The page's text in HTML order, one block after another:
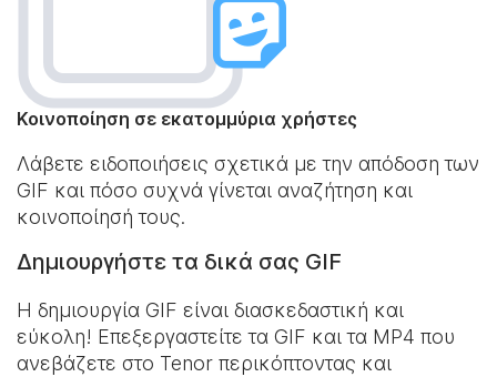
Κοινοποίηση σε εκατομμύρια χρήστες
Λάβετε ειδοποιήσεις σχετικά με την απόδοση των
GIF και πόσο συχνά γίνεται αναζήτηση και
κοινοποίησή τους.
Δημιουργήστε τα δικά σας GIF
Η δημιουργία GIF είναι διασκεδαστική και
εύκολη! Επεξεργαστείτε τα GIF και τα MP4 που
ανεβάζετε στο Tenor περικόπτοντας και